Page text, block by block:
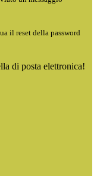
il reset della password
di posta elettronica!